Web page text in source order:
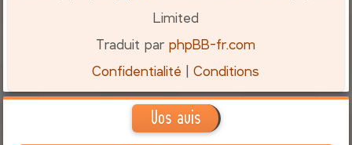
Limited
Traduit parphpBB-fr.com
Confidentialité |Conditions
Vos avis